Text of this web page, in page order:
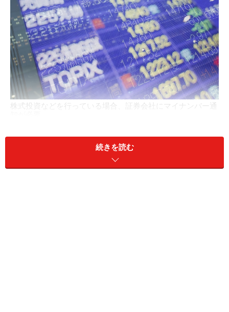
株式投資などを行っている場合、証券会社にマイナンバー通
2015年10月から住民票の住所にマイナンバー通知カード
が順次、届いています。カードには氏名、住所、生年月
日、性別と共に一生変わらないマイナンバーが記載され
続きを読む